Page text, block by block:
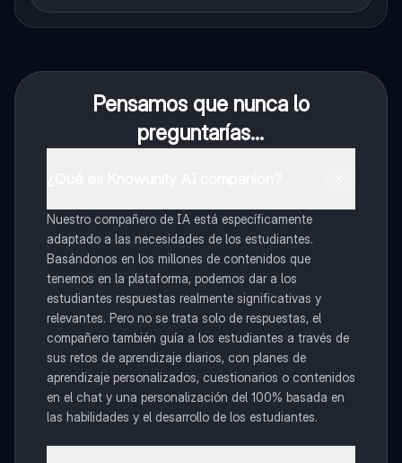
Pensamos que nunca lo
preguntarías...
Nuestro compañero de IA está específicamente
adaptado a las necesidades de los estudiantes.
Basándonos en los millones de contenidos que
tenemos en la plataforma, podemos dar a los
estudiantes respuestas realmente significativas y
relevantes. Pero no se trata solo de respuestas, el
compañero también guía a los estudiantes a través de
sus retos de aprendizaje diarios, con planes de
aprendizaje personalizados, cuestionarios o contenidos
en el chat y una personalización del 100% basada en
las habilidades y el desarrollo de los estudiantes.